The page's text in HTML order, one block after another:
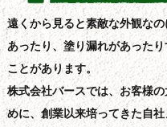
遠くから見ると素敵な外観な
あったり、塗り漏れがあった
ことがあります。
株式会社バースでは、お客様
めに、創業以来培ってきた自